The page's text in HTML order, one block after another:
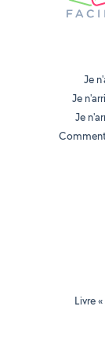
Je
Je
Je
Livre